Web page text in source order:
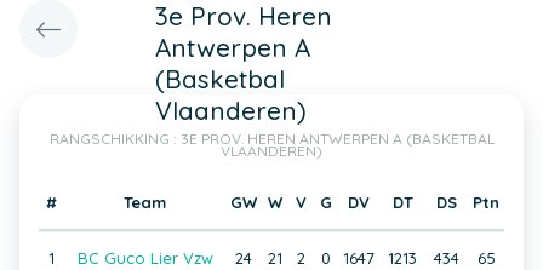
3e Prov. Heren
Antwerpen A
(Basketbal
Vlaanderen)
RANGSCHIKKING : 3E PROV. HEREN ANTWERPEN A (BASKETBAL
VLAANDEREN)
# Team GW W V G DV DT DS Ptn
1
BC Guco Lier Vzw
24 21 2 0 1647 1213 434 65